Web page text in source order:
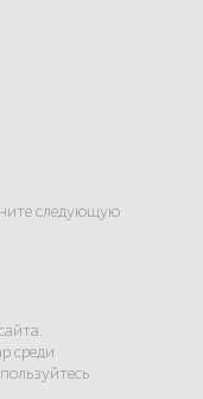
следующую
среди